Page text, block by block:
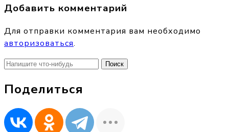
Добавить комментарий
Для отправки комментария вам необходимо
авторизоваться.
Найти:
Поделиться